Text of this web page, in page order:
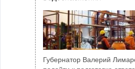
Губернатор Валерий